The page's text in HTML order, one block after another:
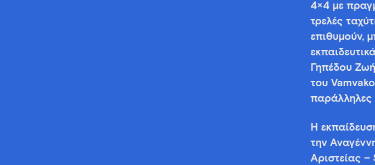
4×4 με
τρελές
επιθυμούν,
Γηπέδου
του
παράλληλες
Η
την
Αριστείας –